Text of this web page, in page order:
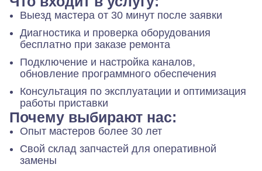
Выезд мастера от 30 минут после заявки
Диагностика и проверка оборудования
бесплатно при заказе ремонта
Подключение и настройка каналов,
обновление программного обеспечения
Консультация по эксплуатации и оптимизация
работы приставки
Почему выбирают нас:
Опыт мастеров более 30 лет
Свой склад запчастей для оперативной
замены